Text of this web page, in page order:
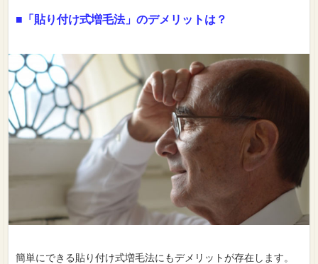
■「貼り付け式増毛法」のデメリットは？
簡単にできる貼り付け式増毛法にもデメリットが存在します。